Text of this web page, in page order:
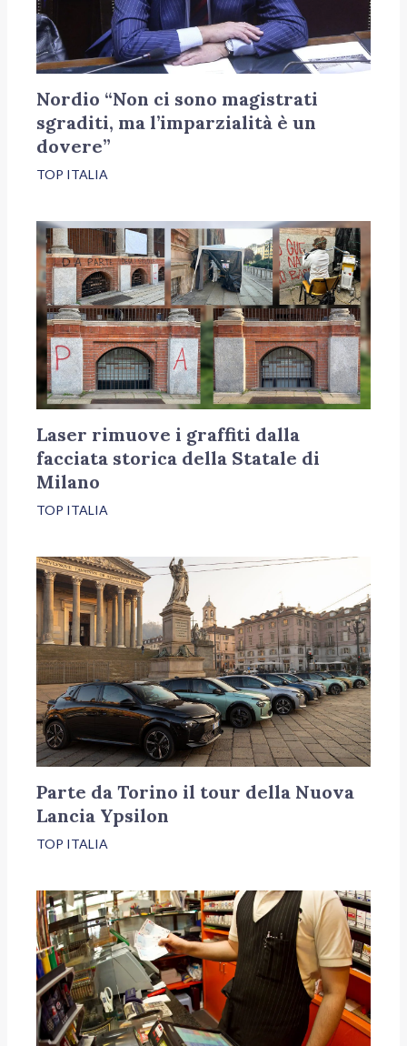
Nordio “Non ci sono magistrati
sgraditi, ma l’imparzialità è un
dovere”
TOP ITALIA
Laser rimuove i graffiti dalla
facciata storica della Statale di
Milano
TOP ITALIA
Parte da Torino il tour della Nuova
Lancia Ypsilon
TOP ITALIA